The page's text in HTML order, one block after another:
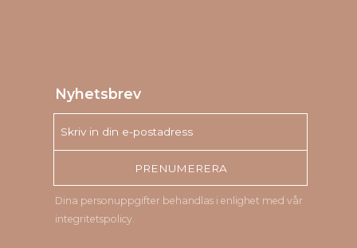
Nyhetsbrev
PRENUMERERA
Dina personuppgifter behandlas i enlighet med vår
integritetspolicy.